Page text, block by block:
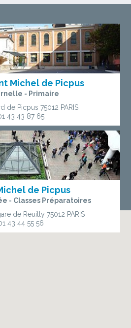
Michel de Picpus
- Primaire
de Picpus 75012 PARIS
43 43 87 65
de Picpus
- Classes Préparatoires
de Reuilly 75012 PARIS
43 44 55 56